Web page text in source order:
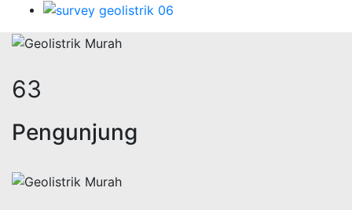
80
Pengunjung